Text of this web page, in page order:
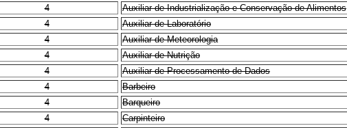
4 Auxiliar de Industrialização e Conservação de Alimentos
4 Auxiliar de Laboratório
4 Auxiliar de Meteorologia
4 Auxiliar de Nutrição
4 Auxiliar de Processamento de Dados
4 Barbeiro
4 Barqueiro
4 Carpinteiro